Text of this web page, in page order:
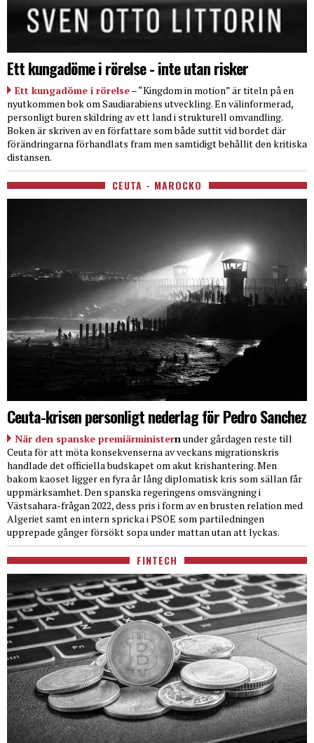
Ett kungadöme i rörelse - inte utan risker
Ett kungadöme i rörelse– “Kingdom in motion” är titeln på en
nyutkommen bok om Saudiarabiens utveckling. En välinformerad,
personligt buren skildring av ett land i strukturell omvandling.
Boken är skriven av en författare som både suttit vid bordet där
förändringarna förhandlats fram men samtidigt behållit den kritiska
distansen.
CEUTA - MAROCKO
Ceuta-krisen personligt nederlag för Pedro Sanchez
När den spanske premiärministernunder gårdagen reste till
Ceuta för att möta konsekvenserna av veckans migrationskris
handlade det officiella budskapet om akut krishantering. Men
bakom kaoset ligger en fyra år lång diplomatisk kris som sällan får
uppmärksamhet. Den spanska regeringens omsvängning i
Västsahara-frågan 2022, dess pris i form av en brusten relation med
Algeriet samt en intern spricka i PSOE som partiledningen
upprepade gånger försökt sopa under mattan utan att lyckas.
FINTECH